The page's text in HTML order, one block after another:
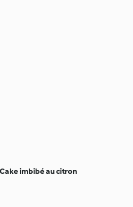
Cake imbibé au citron